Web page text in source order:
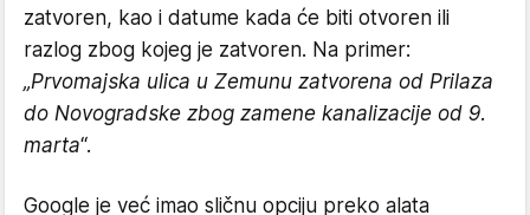
zatvoren, kao i datume kada će biti otvoren ili
razlog zbog kojeg je zatvoren. Na primer:
„Prvomajska ulica u Zemunu zatvorena od Prilaza
do Novogradske zbog zamene kanalizacije od 9.
marta“.
Google je već imao sličnu opciju preko alata